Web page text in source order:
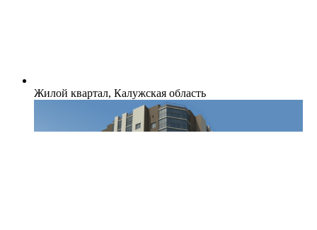
Жилой квартал, Калужская область